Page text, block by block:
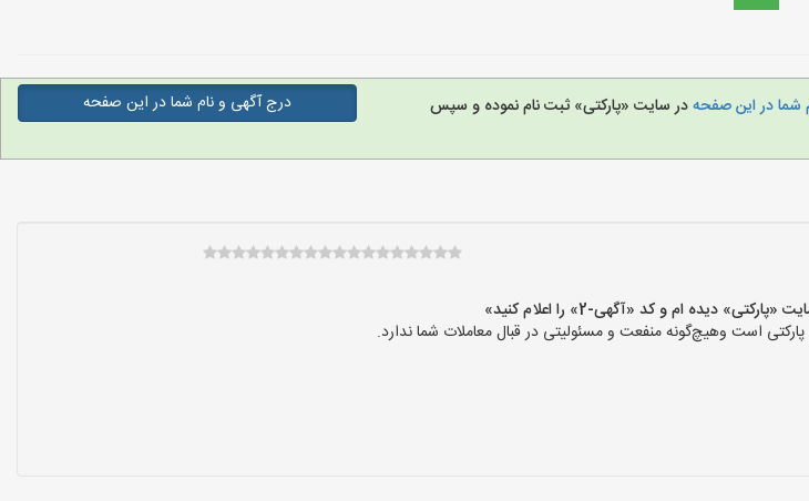
شما در این صفحهدر سایت «پارکتی» ثبت نام نموده و سپس
درج آگهی و نام شما در این صفحه
دیده ام و کد «آگهی-2» را اعلام کنید»
است وهیچ‌گونه منفعت و مسئولیتی در قبال معاملات شما ندارد.